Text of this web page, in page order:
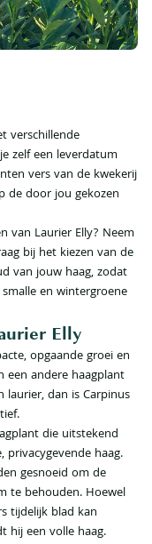
verschillende
zelf een leverdatum
vers van de kwekerij
de door jou gekozen
van Laurier Elly? Neem
bij het kiezen van de
van jouw haag, zodat
en wintergroene
Elly
opgaande groei en
een andere haagplant
laurier, dan is Carpinus
die uitstekend
haag.
gesnoeid om de
te behouden. Hoewel
tijdelijk blad kan
hij een volle haag.